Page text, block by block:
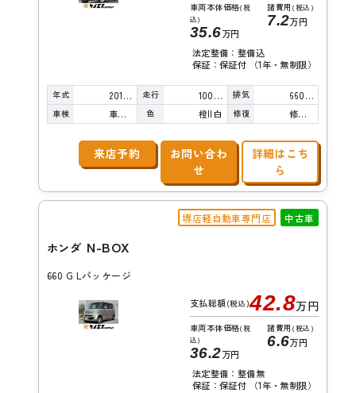
車両本体価格(税
込)
35.6万円
諸費用 (税込)
7.2万円
法定整備：整備込
保証：保証付 （1年・無制限）
年式 2014年 走行 100,000km 排気 660cc
車検 車検整備付 色 橙II白 修復 修復歴無し
来店予約
お問い合わ
せ
詳細はこち
ら
堺店軽自動車専門店 中古車
ホンダ N-BOX
660 G Lパッケージ
支払総額(税込)42.8万円
車両本体価格(税
込)
36.2万円
諸費用 (税込)
6.6万円
法定整備：整備無
保証：保証付 （1年・無制限）